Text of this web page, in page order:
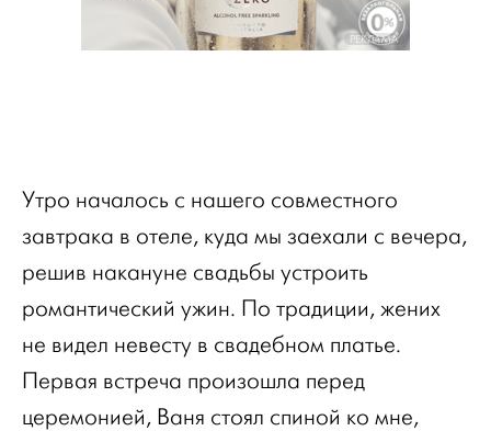
РЕКЛАМА
Утро началось с нашего совместного
завтрака в отеле, куда мы заехали с вечера,
решив накануне свадьбы устроить
романтический ужин. По традиции, жених
не видел невесту в свадебном платье.
Первая встреча произошла перед
церемонией, Ваня стоял спиной ко мне,